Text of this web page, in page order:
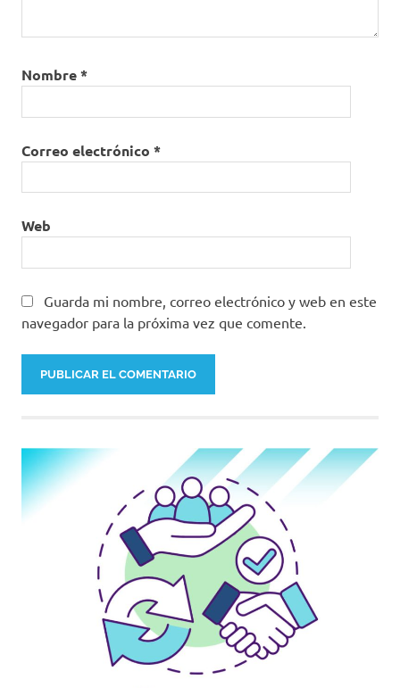
Nombre*
Correo electrónico *
Web
Guarda mi nombre, correo electrónico y web en este
navegador para la próxima vez que comente.